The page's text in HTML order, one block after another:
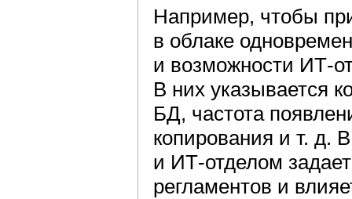
Например, чтобы
в облаке
и возможности ИТ-
В них указывается
БД, частота
копирования и т. д.
и ИТ-отделом
регламентов и